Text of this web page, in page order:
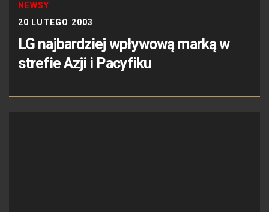
NEWSY
20 LUTEGO 2003
LG najbardziej wpływową marką w
strefie Azji i Pacyfiku